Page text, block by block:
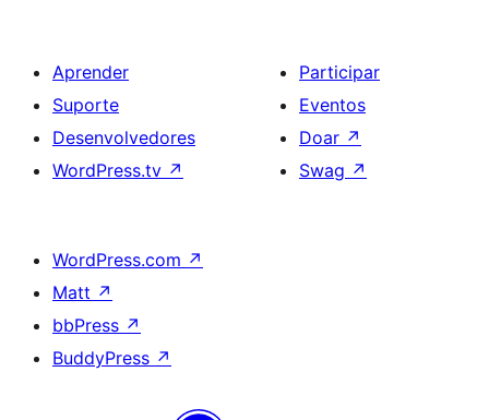
Aprender
Suporte
Desenvolvedores
WordPress.tv ↗
Participar
Eventos
Doar ↗
Swag ↗
WordPress.com ↗
Matt ↗
bbPress ↗
BuddyPress ↗